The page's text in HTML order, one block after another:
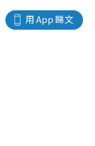
用 App 睇文